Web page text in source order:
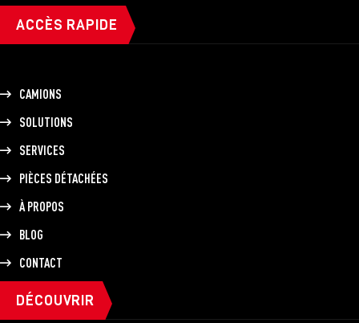
ACCÈS RAPIDE
CAMIONS
SOLUTIONS
SERVICES
PIÈCES DÉTACHÉES
À PROPOS
BLOG
CONTACT
DÉCOUVRIR